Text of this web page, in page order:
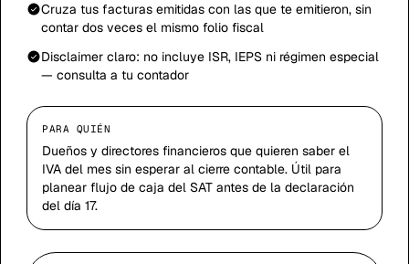
Cruza tus facturas emitidas con las que te emitieron, sin
contar dos veces el mismo folio fiscal
Disclaimer claro: no incluye ISR, IEPS ni régimen especial
— consulta a tu contador
PARA QUIÉN
Dueños y directores financieros que quieren saber el
IVA del mes sin esperar al cierre contable. Útil para
planear flujo de caja del SAT antes de la declaración
del día 17.